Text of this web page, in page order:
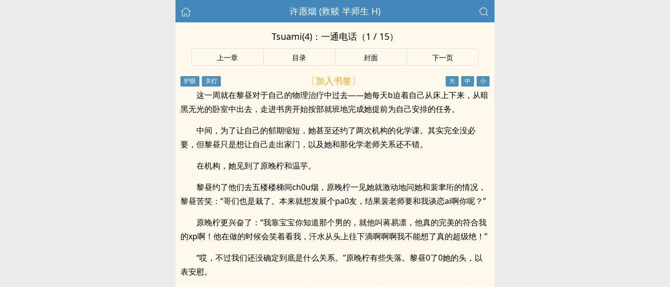
许愿烟 (救赎 半师生 H)
Tsuami(4)：一通电话（1 / 15）
上一章 目录 封面 下一页
〔加入书签〕
这一周就在黎昼对于自己的物理治疗中过去——她每天b迫着自己从床上下来，从暗
黑无光的卧室中出去，走进书房开始按部就班地完成她提前为自己安排的任务。
中间，为了让自己的郁期缩短，她甚至还约了两次机构的化学课。其实完全没必
要，但黎昼只是想让自己走出家门，以及她和那化学老师关系还不错。
在机构，她见到了原晚柠和温芋。
黎昼约了他们去五楼楼梯间ch0u烟，原晚柠一见她就激动地问她和裴聿珩的情况，
黎昼苦笑：“哥们也是栽了。本来就想发展个pa0友，结果裴老师要和我谈恋ai啊你呢？”
原晚柠更兴奋了：“我靠宝宝你知道那个男的，就他叫蒋易凛，他真的完美的符合我
的xp啊！他在做的时候会笑着看我，汗水从头上往下滴啊啊啊我不能想了真的超级绝！”
“哎，不过我们还没确定到底是什么关系。”原晚柠有些失落。黎昼0了0她的头，以
表安慰。